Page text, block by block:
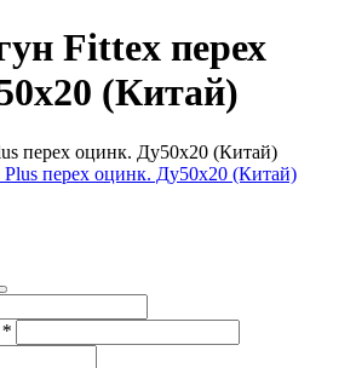
Fittex перех
(Китай)
перех оцинк. Ду50х20 (Китай)
*